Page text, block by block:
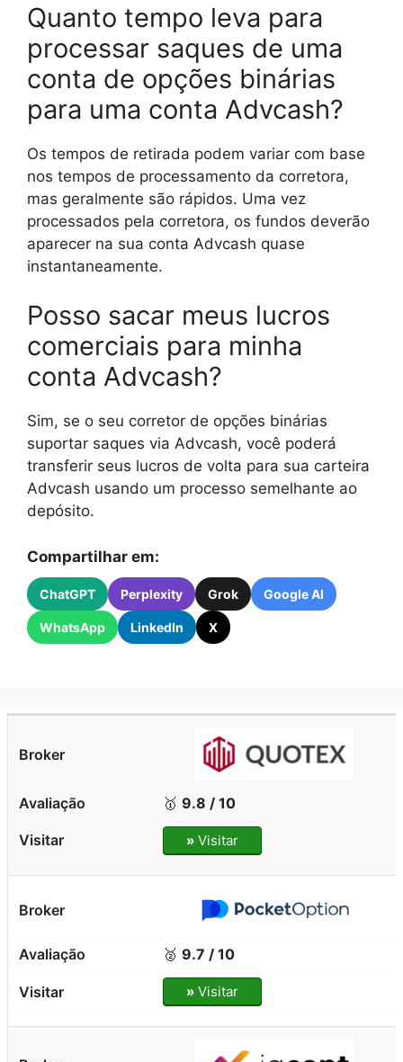
Quanto tempo leva para
processar saques de uma
conta de opções binárias
para uma conta Advcash?
Os tempos de retirada podem variar com base
nos tempos de processamento da corretora,
mas geralmente são rápidos. Uma vez
processados ​​pela corretora, os fundos deverão
aparecer na sua conta Advcash quase
instantaneamente.
Posso sacar meus lucros
comerciais para minha
conta Advcash?
Sim, se o seu corretor de opções binárias
suportar saques via Advcash, você poderá
transferir seus lucros de volta para sua carteira
Advcash usando um processo semelhante ao
depósito.
Compartilhar em:
ChatGPT Perplexity Grok Google AI
WhatsApp LinkedIn X
🥇 9.8 / 10
»Visitar
🥈 9.7 / 10
»Visitar